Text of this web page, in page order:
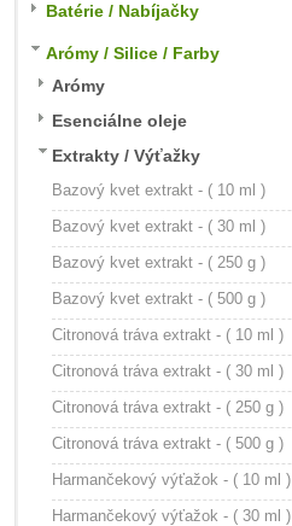
Batérie / Nabíjačky
Arómy / Silice / Farby
Arómy
Esenciálne oleje
Extrakty / Výťažky
Bazový kvet extrakt - ( 10 ml )
Bazový kvet extrakt - ( 30 ml )
Bazový kvet extrakt - ( 250 g )
Bazový kvet extrakt - ( 500 g )
Citronová tráva extrakt - ( 10 ml )
Citronová tráva extrakt - ( 30 ml )
Citronová tráva extrakt - ( 250 g )
Citronová tráva extrakt - ( 500 g )
Harmančekový výťažok - ( 10 ml )
Harmančekový výťažok - ( 30 ml )